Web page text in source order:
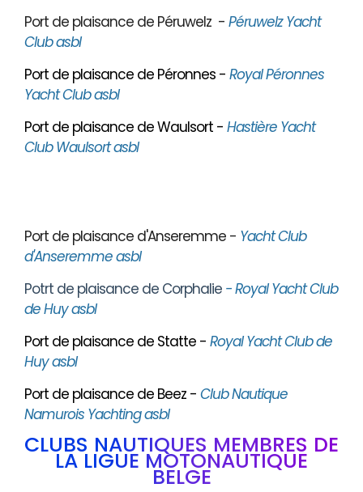
Port de plaisance de Péruwelz - Péruwelz Yacht
Club asbl
Port de plaisance de Péronnes - Royal Péronnes
Yacht Club asbl
Port de plaisance de Waulsort - Hastière Yacht
Club Waulsort asbl
Port de plaisance d'Anseremme - Yacht Club
d'Anseremme asbl
Potrt de plaisance de Corphalie - Royal Yacht Club
de Huy asbl
Port de plaisance de Statte - Royal Yacht Club de
Huy asbl
Port de plaisance de Beez - Club Nautique
Namurois Yachting asbl
CLUBS NAUTIQUES MEMBRES DE
LA LIGUE MOTONAUTIQUE
BELGE